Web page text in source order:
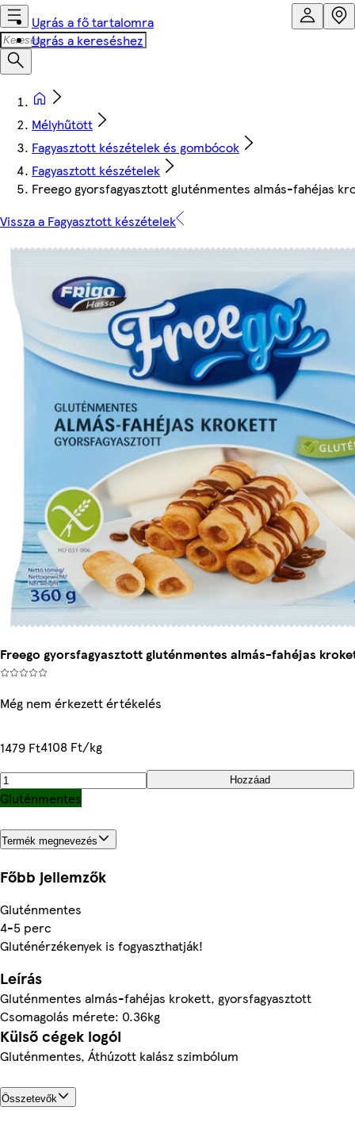
Ugrás a fő tartalomra
Ugrás a kereséshez
Mélyhűtött
Fagyasztott készételek és gombócok
Fagyasztott készételek
Freego gyorsfagyasztott gluténmentes almás-fahéjas
Vissza a Fagyasztott készételek
Freego gyorsfagyasztott gluténmentes almás-fahéjas
Még nem érkezett értékelés
1479 Ft4108 Ft/kg
Hozzáad
Gluténmentes
Termék megnevezés
Főbb jellemzők
Gluténmentes
4-5 perc
Gluténérzékenyek is fogyaszthatják!
Leírás
Gluténmentes almás-fahéjas krokett, gyorsfagyasztott
Csomagolás mérete: 0.36kg
Külső cégek logói
Gluténmentes, Áthúzott kalász szimbólum
Összetevők